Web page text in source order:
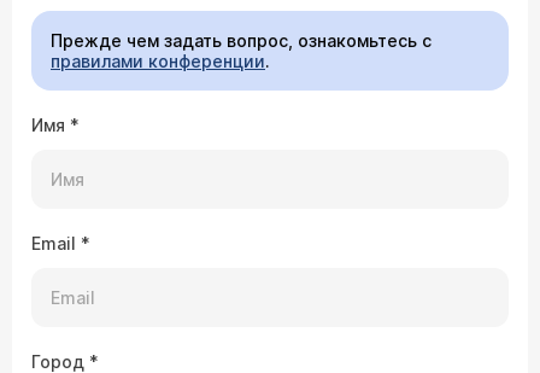
Прежде чем задать вопрос, ознакомьтесь с
правилами конференции.
Имя *
Email *
Город *